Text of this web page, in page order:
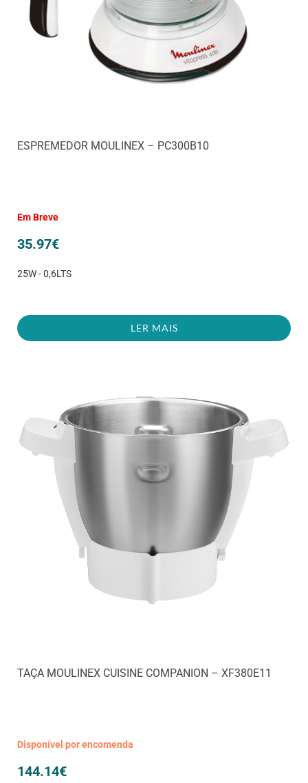
ESPREMEDOR MOULINEX – PC300B10
Em Breve
35.97€
25W - 0,6LTS
LER MAIS
TAÇA MOULINEX CUISINE COMPANION – XF380E11
Disponível por encomenda
144.14€